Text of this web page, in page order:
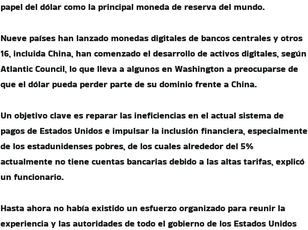
papel del dólar como la principal moneda de reserva del mundo.
Nueve países han lanzado monedas digitales de bancos centrales y otros
16, incluida China, han comenzado el desarrollo de activos digitales, según
Atlantic Council, lo que lleva a algunos en Washington a preocuparse de
que el dólar pueda perder parte de su dominio frente a China.
Un objetivo clave es reparar las ineficiencias en el actual sistema de
pagos de Estados Unidos e impulsar la inclusión financiera, especialmente
de los estadunidenses pobres, de los cuales alrededor del 5%
actualmente no tiene cuentas bancarias debido a las altas tarifas, explicó
un funcionario.
Hasta ahora no había existido un esfuerzo organizado para reunir la
experiencia y las autoridades de todo el gobierno de los Estados Unidos